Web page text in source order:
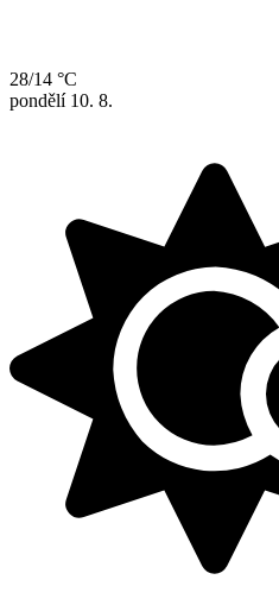
28/14 °C
pondělí 10. 8.